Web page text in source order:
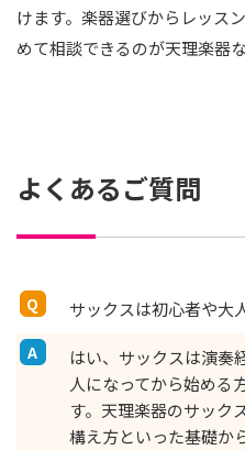
けます。楽器選びからレッス
めて相談できるのが天理楽器
よくあるご質問
サックスは初心者や大
はい、サックスは演奏
人になってから始める
す。天理楽器のサック
構え方といった基礎か